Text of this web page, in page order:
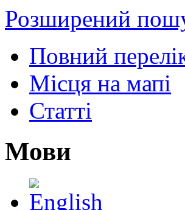
Розширений
Повний
Місця на мапі
Статті
Мови